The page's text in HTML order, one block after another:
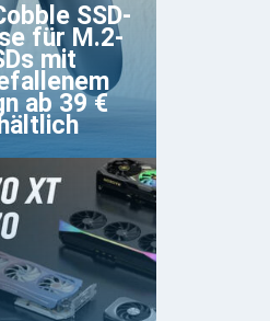
SSD-
für M.2-
mit
ab 39 €